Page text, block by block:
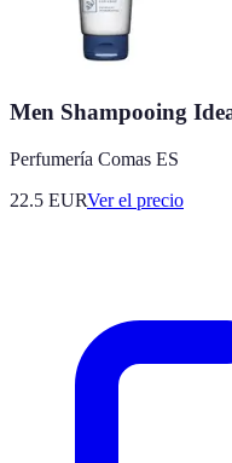
Men Shampooing
Perfumería Comas ES
22.5 EURVer el precio